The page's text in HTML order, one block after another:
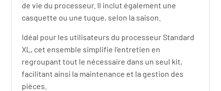
de vie du processeur. Il inclut également une
casquette ou une tuque, selon la saison.
Idéal pour les utilisateurs du processeur Standard
XL, cet ensemble simplifie l’entretien en
regroupant tout le nécessaire dans un seul kit,
facilitant ainsi la maintenance et la gestion des
pièces.